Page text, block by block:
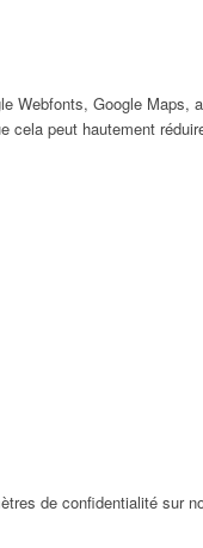
Webfonts, Google
peut hautement
de confidentialité sur